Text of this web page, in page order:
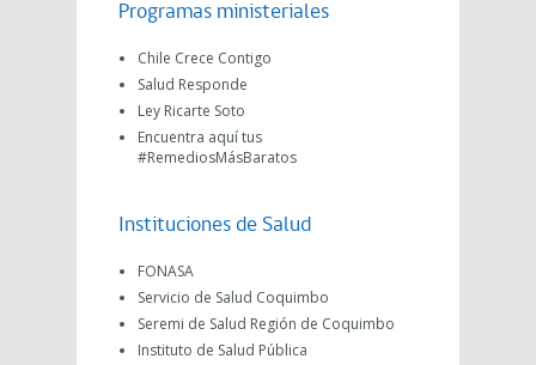
Programas ministeriales
Chile Crece Contigo
Salud Responde
Ley Ricarte Soto
Encuentra aquí tus
#RemediosMásBaratos
Instituciones de Salud
FONASA
Servicio de Salud Coquimbo
Seremi de Salud Región de Coquimbo
Instituto de Salud Pública